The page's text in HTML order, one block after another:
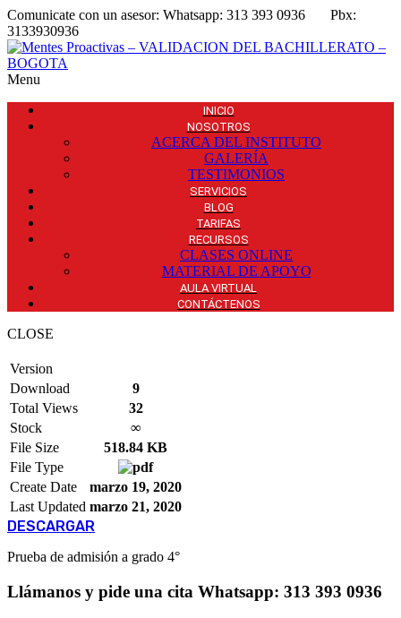
Comunicate con un asesor: Whatsapp: 313 393 0936 Pbx:
3133930936
Menu
INICIO
NOSOTROS
ACERCA DEL INSTITUTO
GALERÍA
TESTIMONIOS
SERVICIOS
BLOG
TARIFAS
RECURSOS
CLASES ONLINE
MATERIAL DE APOYO
AULA VIRTUAL
CONTÁCTENOS
CLOSE
Version
Download
9
Total Views
32
Stock
∞
File Size
518.84 KB
File Type
Create Date
marzo 19, 2020
Last Updated marzo 21, 2020
DESCARGAR
Prueba de admisión a grado 4°
Llámanos y pide una cita Whatsapp: 313 393 0936